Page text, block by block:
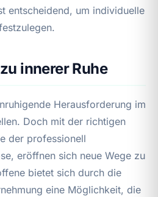
entscheidend, um individuelle
innerer Ruhe
Herausforderung im
Doch mit der richtigen
der professionell
eröffnen sich neue Wege zu
bietet sich durch die
eine Möglichkeit, die